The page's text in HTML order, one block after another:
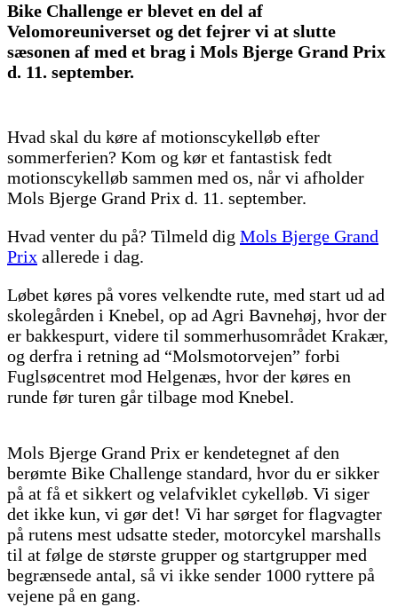
Bike Challenge er blevet en del af
Velomoreuniverset og det fejrer vi at slutte
sæsonen af med et brag i Mols Bjerge Grand Prix
d. 11. september.
Hvad skal du køre af motionscykelløb efter
sommerferien? Kom og kør et fantastisk fedt
motionscykelløb sammen med os, når vi afholder
Mols Bjerge Grand Prix d. 11. september.
Hvad venter du på? Tilmeld dig Mols Bjerge Grand
Prix allerede i dag.
Løbet køres på vores velkendte rute, med start ud ad
skolegården i Knebel, op ad Agri Bavnehøj, hvor der
er bakkespurt, videre til sommerhusområdet Krakær,
og derfra i retning ad “Molsmotorvejen” forbi
Fuglsøcentret mod Helgenæs, hvor der køres en
runde før turen går tilbage mod Knebel.
Mols Bjerge Grand Prix er kendetegnet af den
berømte Bike Challenge standard, hvor du er sikker
på at få et sikkert og velafviklet cykelløb. Vi siger
det ikke kun, vi gør det! Vi har sørget for flagvagter
på rutens mest udsatte steder, motorcykel marshalls
til at følge de største grupper og startgrupper med
begrænsede antal, så vi ikke sender 1000 ryttere på
vejene på en gang.